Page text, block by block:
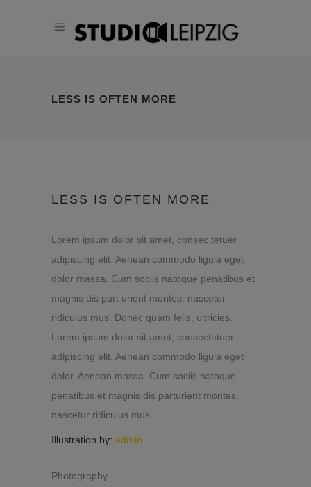
LESS IS OFTEN MORE
LESS IS OFTEN MORE
Lorem ipsum dolor sit amet, consec tetuer
adipiscing elit. Aenean commodo ligula eget
dolor massa. Cum sociis natoque penatibus et
magnis dis part urient montes, nascetur
ridiculus mus. Donec quam felis, ultricies.
Lorem ipsum dolor sit amet, consectetuer
adipiscing elit. Aenean commodo ligula eget
dolor. Aenean massa. Cum sociis natoque
penatibus et magnis dis parturient montes,
nascetur ridiculus mus.
Illustration by: admin
Photography